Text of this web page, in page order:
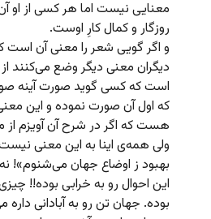
معنایی نیست اما هر کسی از او
روزگار و کمال کارِ اوست.
و اگر گویی شعر را معنی آن
دیگران معنی دیگر وضع می‌کنند
است که کسی گوید صورت آینه
که اول آن صورت نموده و این
هست که اگر در شرح آن آویزم از
ولی همه‌ی اینا به این معنی
بهبود ز اوضاع جهان می‌شنوم»! نه
این احوال رو به خرابی بوده!!
بوده. جهان تن رو به آبادانی داره